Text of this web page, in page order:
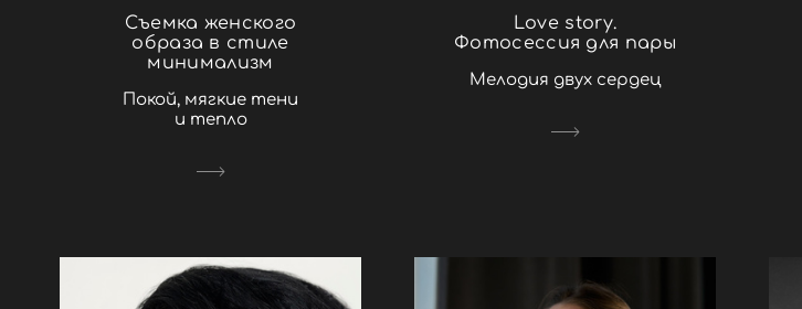
Съемка женского
образа в стиле
минимализм
Покой, мягкие тени
и тепло
Love story.
Фотосессия для пары
Мелодия двух сердец